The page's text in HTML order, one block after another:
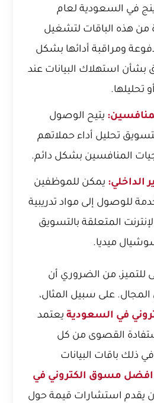
في السعودية لعام
من هذه الباقات لتشغيل
ومراقبة أدائها بشكل
بشأن استهلاك البيانات عند
تحليلها.
يتيح الوصول
تحليل أداء حملاتهم
المنافسين بشكل دائم.
الداخلي: يمكن للموظفين
للوصول إلى مواد تدريبية
المتعلقة بالتسويق
ميديا.
من الضروري أن
على سبيل المثال،
في السعودية يعتمد
القصوى من كل
في ذلك باقات البيانات
افضل مسوق الكتروني في
يقدم استشارات قيمة حول